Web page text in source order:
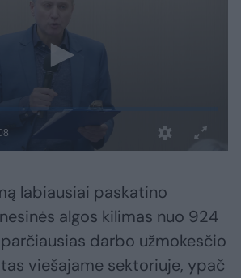
labiausiai paskatino
algos kilimas nuo 924
darbo užmokesčio
viešajame sektoriuje, ypač